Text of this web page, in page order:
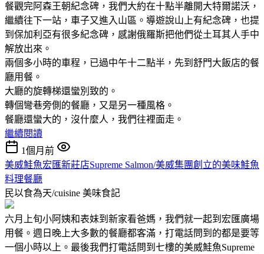
餐觀完阿森王朝紀念碑，我們大約在十點半離開大特爾諾沃，
繼續往下一站，車子又進入山區。導遊說山上有紀念碑，也提
到保加利亞有很多紀念碑，感謝俄羅斯把他們從土耳其人手中
解放出來。
兩個多小時的車程，已過中午十二點半，先到舒門大飯店的餐
廳用餐。
大廳的旋轉梯還蠻別致的。
轉個彎巷旁側的餐廳，又是另一種風格。
餐廳還蠻大的，沒什麼人，我們往裡面走。
繼續閱讀
1個月前
美威鮭魚宏匯新莊店Supreme Salmon/美威集團創立的美味鮭魚
料理餐廳
民以食為天/cuisine 美味食記
六月上旬小阿姨和表妹到新家看爸媽，我們就一起到宏匯廣場
用餐。週日晚上大多數的餐廳都客滿，打電話問到的都是要等
一個小時以上。最後我們打電話問到七樓的美威鮭魚Supreme